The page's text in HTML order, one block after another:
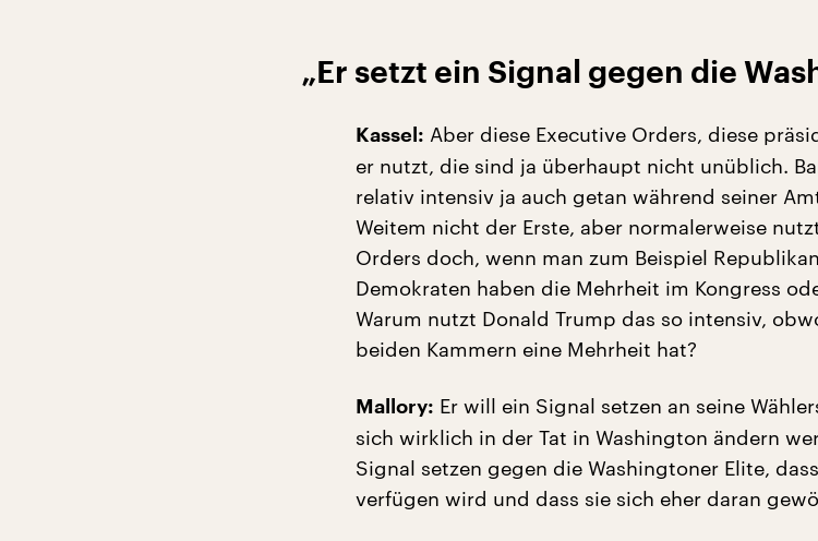
„Er setzt ein Signal gegen die
Kassel: Aber diese Executive Orders, diese
er nutzt, die sind ja überhaupt nicht unüblich.
relativ intensiv ja auch getan während seiner
Weitem nicht der Erste, aber normalerweise
Orders doch, wenn man zum Beispiel
Demokraten haben die Mehrheit im Kongress
Warum nutzt Donald Trump das so intensiv,
beiden Kammern eine Mehrheit hat?
Mallory: Er will ein Signal setzen an seine
sich wirklich in der Tat in Washington ändern
Signal setzen gegen die Washingtoner Elite,
verfügen wird und dass sie sich eher daran